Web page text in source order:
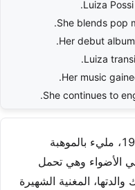
Luiza
She blends pop
Her debut
Luiza
Her music
She continues to
برز صوت من ريو دي جانيرو عام 1984، مليء بالموهبة
الأضواء وهي تحمل
والدتها، المغنية الشهيرة